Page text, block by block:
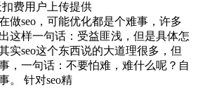
费用户上传提供
做seo，可能优化都是个难事，许多
这样一句话：受益匪浅，但是具体怎
实seo这个东西说的大道理很多，但
，一句话：不要怕难，难什么呢？自
。 针对seo精